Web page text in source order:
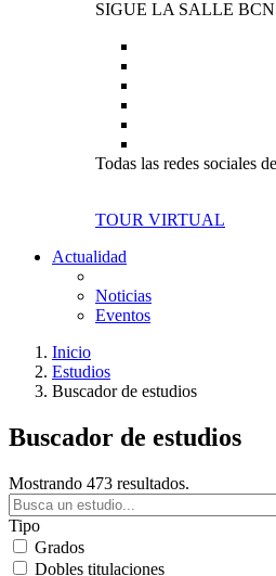
SIGUE LA SALLE BCN
Todas las redes sociales
TOUR VIRTUAL
Actualidad
Noticias
Eventos
Inicio
Estudios
Buscador de estudios
Buscador de estudios
Mostrando 473 resultados.
Tipo
Grados
Dobles titulaciones